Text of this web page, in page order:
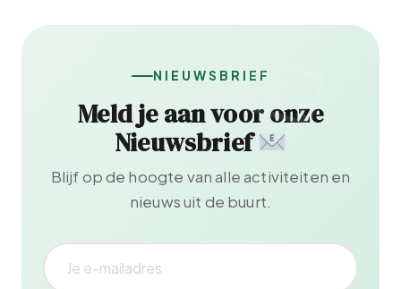
NIEUWSBRIEF
Meld je aan voor onze
Nieuwsbrief
Blijf op de hoogte van alle activiteiten en
nieuws uit de buurt.